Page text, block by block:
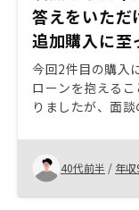
答えをいただ
追加購入に至
今回2件目の購入
ローンを抱える
りましたが、面
ました。質問に
ーディーで良いと思い
いた物件も2件と
なら住んでもよ
決めました。購
40代前半 / 年